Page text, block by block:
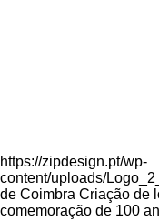
https://zipdesign.pt/wp-
content/uploads/
de Coimbra Criação de
comemoração de 100